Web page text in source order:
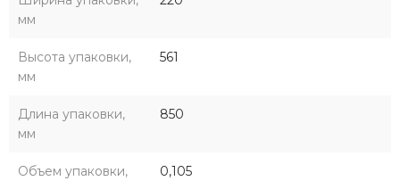
мм
Высота упаковки,
мм
561
Длина упаковки,
мм
850
Объем упаковки,
0,105